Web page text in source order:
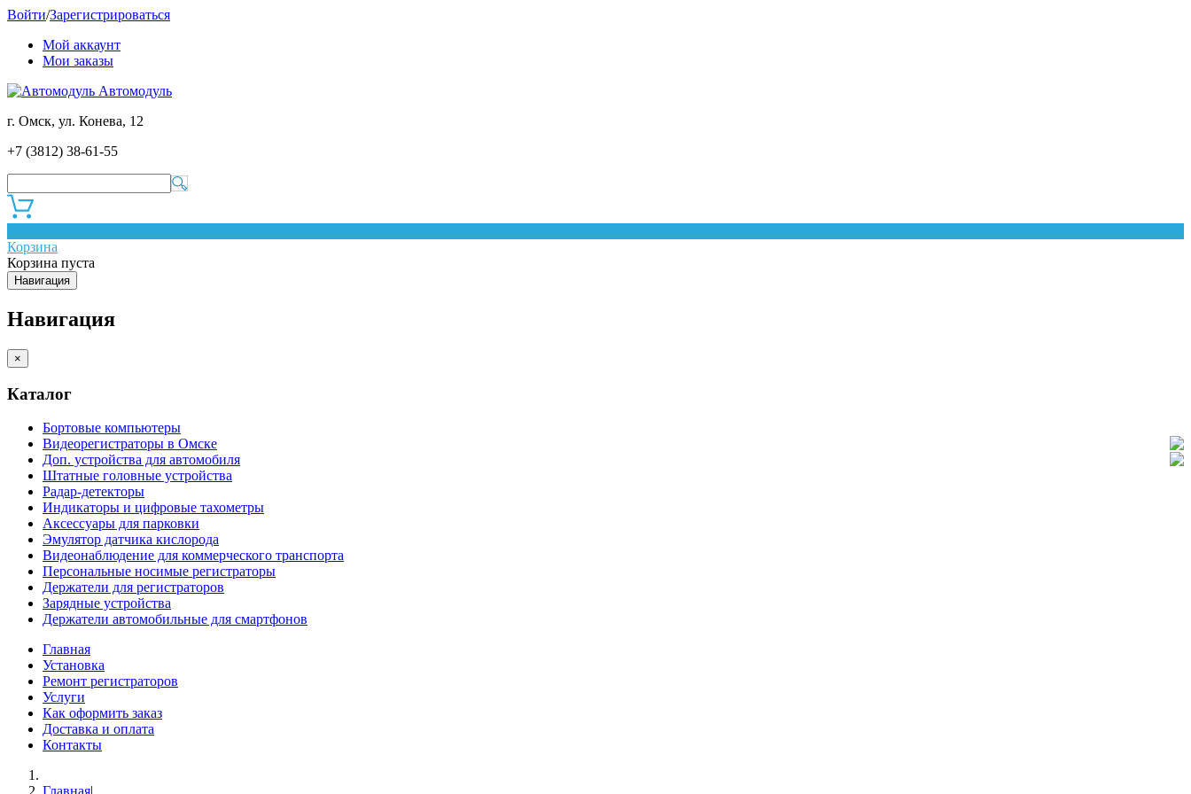
Войти/Зарегистрироваться
Мой аккаунт
Мои заказы
Автомодуль
г. Омск, ул. Конева, 12
+7 (3812) 38-61-55
Корзина
Корзина пуста
Навигация
Навигация
×
Каталог
Бортовые компьютеры
Видеорегистраторы в Омске
Доп. устройства для автомобиля
Штатные головные устройства
Радар-детекторы
Индикаторы и цифровые тахометры
Аксессуары для парковки
Эмулятор датчика кислорода
Видеонаблюдение для коммерческого транспорта
Персональные носимые регистраторы
Держатели для регистраторов
Зарядные устройства
Держатели автомобильные для смартфонов
Главная
Установка
Ремонт регистраторов
Услуги
Как оформить заказ
Доставка и оплата
Контакты